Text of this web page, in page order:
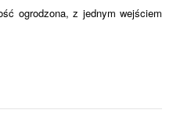
ogrodzona, z jednym wejściem